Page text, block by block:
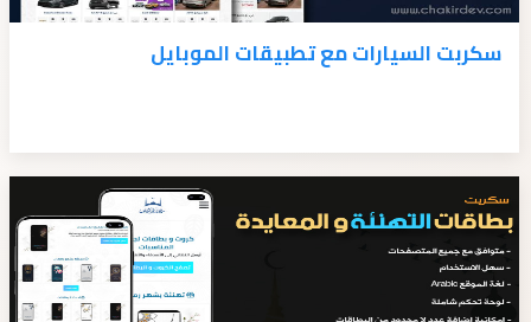
سكربت السيارات مع تطبيقات الموبايل